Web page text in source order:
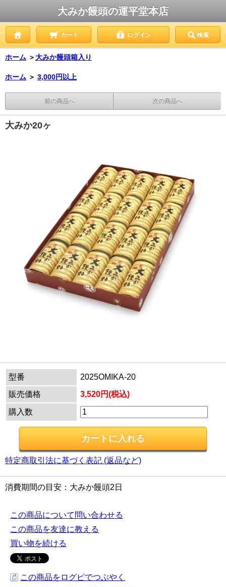
大みか饅頭の運平堂本店
カート ログイン 検索
ホーム ＞大みか饅頭箱入り
ホーム ＞ 3,000円以上
前の商品へ 次の商品へ
大みか20ヶ
型番
2025OMIKA-20
販売価格
3,520円(税込)
購入数
特定商取引法に基づく表記 (返品など)
消費期間の目安：大みか饅頭2日
この商品について問い合わせる
この商品を友達に教える
買い物を続ける
この商品をログピでつぶやく